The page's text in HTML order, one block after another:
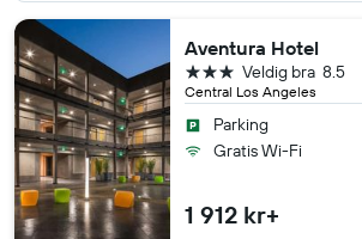
Aventura Hotel
Central Los Angeles
8.5
Veldig bra
3 stjerner
Parking
Gratis Wi-Fi
1 912 kr+